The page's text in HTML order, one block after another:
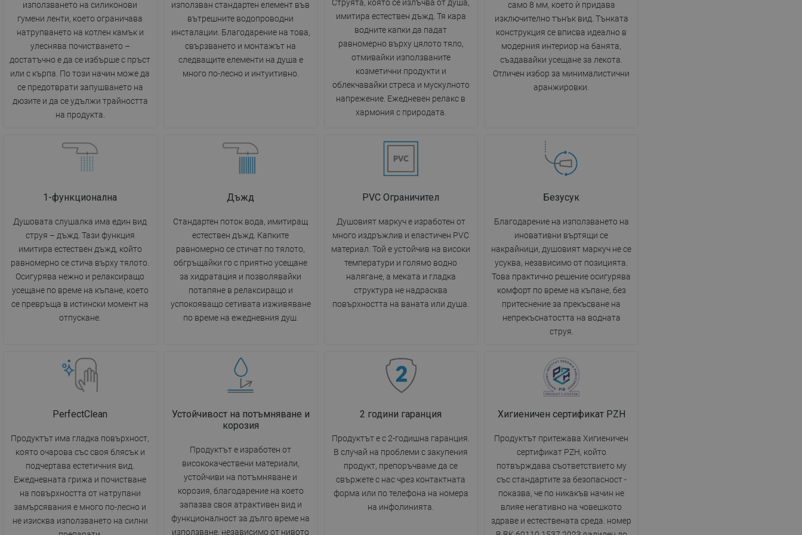
използването на силиконови
гумени ленти, което ограничава
натрупването на котлен камък и
улеснява почистването –
достатъчно е да се избърше с пръст
или с кърпа. По този начин може да
се предотврати запушването на
дюзите и да се удължи трайността
на продукта.
използван стандартен елемент във
вътрешните водопроводни
инсталации. Благодарение на това,
свързването и монтажът на
следващите елементи на душа е
много по-лесно и интуитивно.
Струята, която се излъчва от душа,
имитира естествен дъжд. Тя кара
водните капки да падат
равномерно върху цялото тяло,
отмивайки използваните
козметични продукти и
облекчавайки стреса и мускулното
напрежение. Ежедневен релакс в
хармония с природата.
само 8 мм, което ѝ придава
изключително тънък вид. Тънката
конструкция се вписва идеално в
модерния интериор на банята,
създавайки усещане за лекота.
Отличен избор за минималистични
аранжировки.
1-функционална
Душовата слушалка има един вид
струя – дъжд. Тази функция
имитира естествен дъжд, който
равномерно се стича върху тялото.
Осигурява нежно и релаксиращо
усещане по време на къпане, което
се превръща в истински момент на
отпускане.
Дъжд
Стандартен поток вода, имитиращ
естествен дъжд. Капките
равномерно се стичат по тялото,
обгръщайки го с приятно усещане
за хидратация и позволявайки
потапяне в релаксиращо и
успокояващо сетивата изживяване
по време на ежедневния душ.
PVC Ограничител
Душовият маркуч е изработен от
много издръжлив и еластичен PVC
материал. Той е устойчив на високи
температури и голямо водно
налягане, а меката и гладка
структура не надрасква
повърхността на ваната или душа.
Безусук
Благодарение на използването на
иновативни въртящи се
накрайници, душовият маркуч не се
усуква, независимо от позицията.
Това практично решение осигурява
комфорт по време на къпане, без
притеснение за прекъсване на
непрекъснатостта на водната
струя.
PerfectClean
Продуктът има гладка повърхност,
която очарова със своя блясък и
подчертава естетичния вид.
Ежедневната грижа и почистване
на повърхността от натрупани
замърсявания е много по-лесно и
не изисква използването на силни
Устойчивост на потъмняване и
корозия
Продуктът е изработен от
висококачествени материали,
устойчиви на потъмняване и
корозия, благодарение на което
запазва своя атрактивен вид и
функционалност за дълго време на
използване, независимо от нивото
2 години гаранция
Продуктът е с 2-годишна гаранция.
В случай на проблеми с закупения
продукт, препоръчваме да се
свържете с нас чрез контактната
форма или по телефона на номера
на инфолинията.
Хигиеничен сертификат PZH
Продуктът притежава Хигиеничен
сертификат PZH, който
потвърждава съответствието му
със стандартите за безопасност -
показва, че по никакъв начин не
влияе негативно на човешкото
здраве и естествената среда. номер
DANISH
SWEDISH
FINNISH
PORTUGUESE